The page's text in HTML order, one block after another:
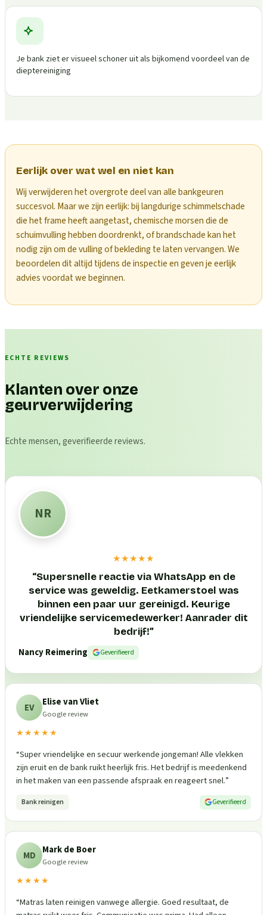
Je bank ziet er visueel schoner uit als bijkomend voordeel van de
dieptereiniging
Eerlijk over wat wel en niet kan
Wij verwijderen het overgrote deel van alle bankgeuren
succesvol. Maar we zijn eerlijk: bij langdurige schimmelschade
die het frame heeft aangetast, chemische morsen die de
schuimvulling hebben doordrenkt, of brandschade kan het
nodig zijn om de vulling of bekleding te laten vervangen. We
beoordelen dit altijd tijdens de inspectie en geven je eerlijk
advies voordat we beginnen.
ECHTE REVIEWS
Klanten over onze
geurverwijdering
Echte mensen, geverifieerde reviews.
NR
★★★★★
“Supersnelle reactie via WhatsApp en de
service was geweldig. Eetkamerstoel was
binnen een paar uur gereinigd. Keurige
vriendelijke servicemedewerker! Aanrader dit
bedrijf!”
Nancy Reimering
Geverifieerd
EV Elise van Vliet
Google review
★★★★★
“Super vriendelijke en secuur werkende jongeman! Alle vlekken
zijn eruit en de bank ruikt heerlijk fris. Het bedrijf is meedenkend
in het maken van een passende afspraak en reageert snel.”
Bank reinigen Geverifieerd
MD Mark de Boer
Google review
★★★★
“Matras laten reinigen vanwege allergie. Goed resultaat, de